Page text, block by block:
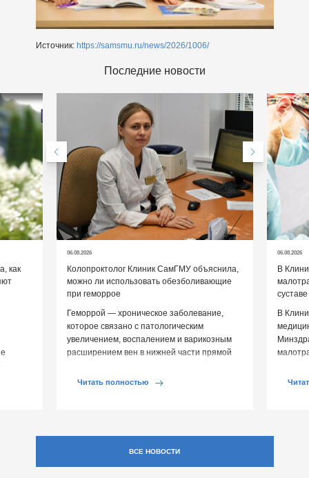
Источник: https://samsmu.ru/news/2026/1006/
Последние новости
как
06.08.2026
Колопроктолог Клиник СамГМУ объяснила,
можно ли использовать обезболивающие
при геморрое
Геморрой — хроническое заболевание,
которое связано с патологическим
увеличением, воспалением и варикозным
расширением вен в нижней части прямой
обострении […]
Читать полностью
06.08.2026
В
суставе
В
ВСЕ НОВОСТИ